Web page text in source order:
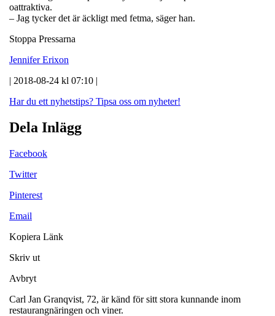
oattraktiva.
– Jag tycker det är äckligt med fetma, säger han.
Stoppa Pressarna
Jennifer Erixon
| 2018-08-24 kl 07:10 |
Har du ett nyhetstips? Tipsa oss om nyheter!
Dela Inlägg
Facebook
Twitter
Pinterest
Email
Kopiera Länk
Skriv ut
Avbryt
Carl Jan Granqvist, 72, är känd för sitt stora kunnande inom
restaurangnäringen och viner.